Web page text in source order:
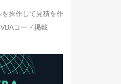
を操作して見積を作
コード掲載